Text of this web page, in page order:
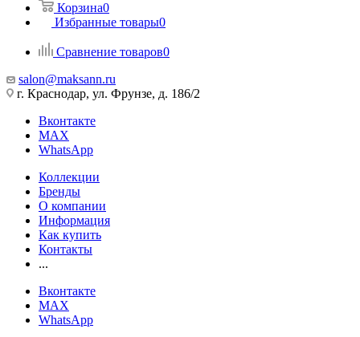
Корзина0
Избранные товары0
Сравнение товаров0
salon@maksann.ru
г. Краснодар, ул. Фрунзе, д. 186/2
Вконтакте
MAX
WhatsApp
Коллекции
Бренды
О компании
Информация
Как купить
Контакты
...
Вконтакте
MAX
WhatsApp